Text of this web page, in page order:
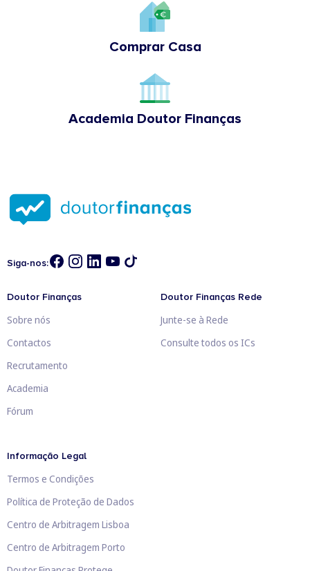
Comprar Casa
Academia Doutor Finanças
Siga-nos:
Doutor Finanças
Sobre nós
Contactos
Recrutamento
Academia
Fórum
Doutor Finanças Rede
Junte-se à Rede
Consulte todos os ICs
Informação Legal
Termos e Condições
Política de Proteção de Dados
Centro de Arbitragem Lisboa
Centro de Arbitragem Porto